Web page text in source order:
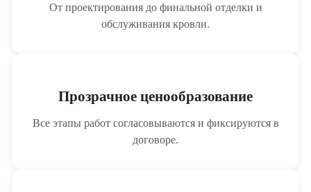
От проектирования до финальной отделки и
обслуживания кровли.
Прозрачное ценообразование
Все этапы работ согласовываются и фиксируются в
договоре.